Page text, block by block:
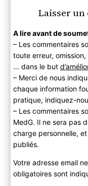
Laisser
A lire avant de
– Les commentaires
toute erreur,
… dans le but
– Merci de nous
chaque information
pratique, indiquez-
– Les commentaires
MedG. Il ne sera pas
charge personnelle,
publiés.
Votre adresse email
obligatoires sont